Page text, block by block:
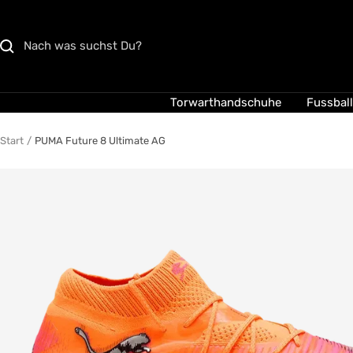
Inhalt
Torwarthandschuhe
Start PUMA Future 8 Ultimate AG